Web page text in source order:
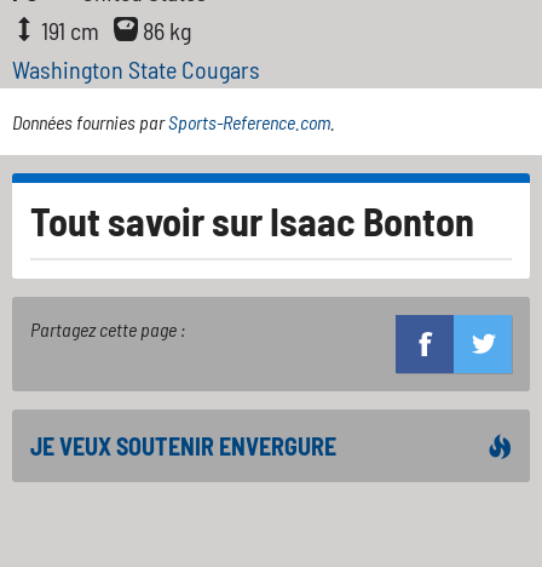
191 cm
86 kg
Washington State Cougars
Données fournies parSports-Reference.com
Tout savoir surIsaac Bonton
Partagez cette page :
JE VEUX SOUTENIR ENVERGURE